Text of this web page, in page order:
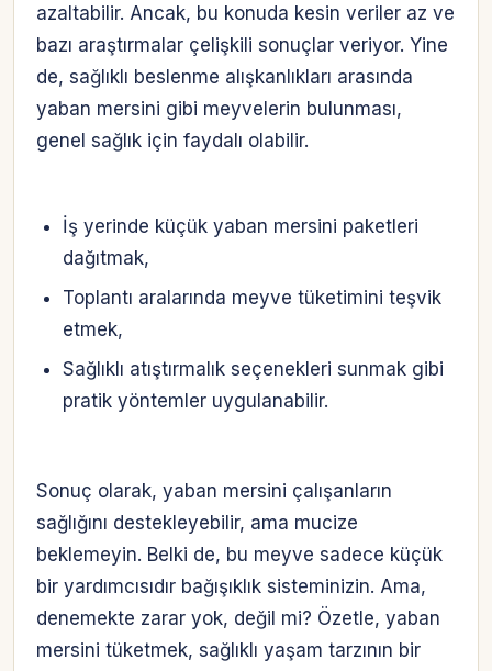
azaltabilir. Ancak, bu konuda kesin veriler az ve
bazı araştırmalar çelişkili sonuçlar veriyor. Yine
de, sağlıklı beslenme alışkanlıkları arasında
yaban mersini gibi meyvelerin bulunması,
genel sağlık için faydalı olabilir.
İş yerinde küçük yaban mersini paketleri
dağıtmak,
Toplantı aralarında meyve tüketimini teşvik
etmek,
Sağlıklı atıştırmalık seçenekleri sunmak gibi
pratik yöntemler uygulanabilir.
Sonuç olarak, yaban mersini çalışanların
sağlığını destekleyebilir, ama mucize
beklemeyin. Belki de, bu meyve sadece küçük
bir yardımcısıdır bağışıklık sisteminizin. Ama,
denemekte zarar yok, değil mi? Özetle, yaban
mersini tüketmek, sağlıklı yaşam tarzının bir